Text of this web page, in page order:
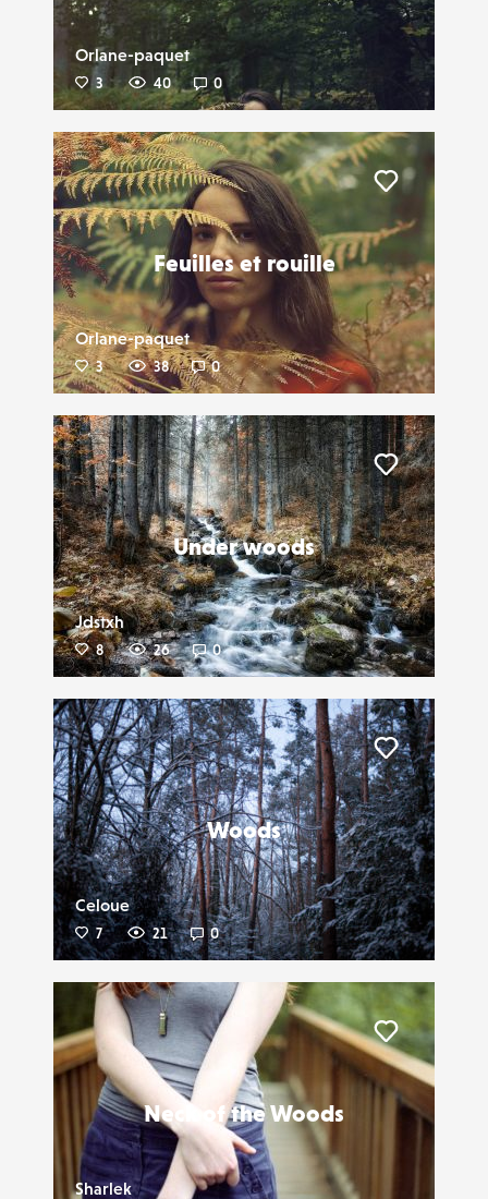
Orlane-paquet
3 40 0
Feuilles et rouille
Orlane-paquet
3 38 0
Under woods
Jdstxh
8 26 0
Liker
Woods
Celoue
7 21 0
Liker
Neck of the Woods
Sharlek
Liker